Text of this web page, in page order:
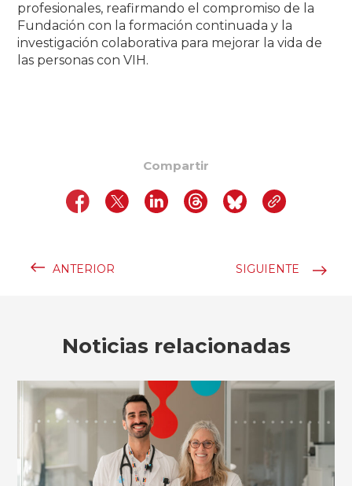
profesionales, reafirmando el compromiso de la
Fundación con la formación continuada y la
investigación colaborativa para mejorar la vida de
las personas con VIH.
Compartir
ANTERIOR SIGUIENTE
Noticias relacionadas